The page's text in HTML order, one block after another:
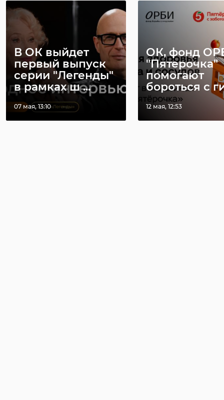
В ОК выйдет
первый выпуск
серии "Легенды"
в рамках ш ...
07 мая, 13:10
ОК, фонд
"Пятерочка"
помогают
бороться с
12 мая, 12:53